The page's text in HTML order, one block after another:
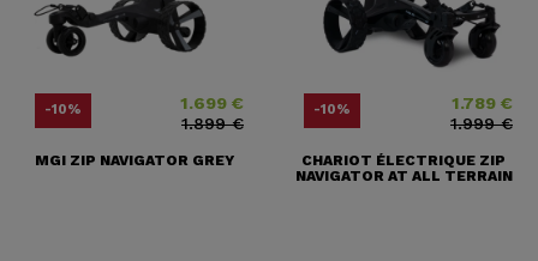
-10% 1.699 €
Precio base
1.899 €
MGI ZIP NAVIGATOR GREY
-10% 1.789 €
Precio base
1.999 €
CHARIOT ÉLECTRIQUE ZIP
NAVIGATOR AT ALL TERRAIN